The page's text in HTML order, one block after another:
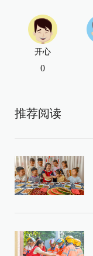
开心
0
推荐阅读